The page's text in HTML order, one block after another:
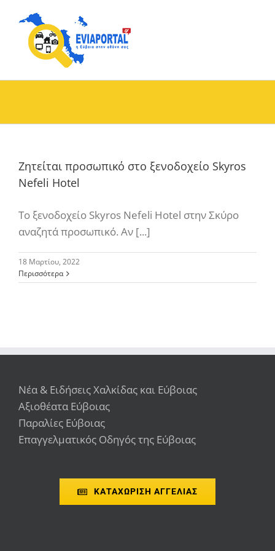
content
Ζητείται προσωπικό στο ξενοδοχείο Skyros
Nefeli Hotel
Το ξενοδοχείο Skyros Nefeli Hotel στην Σκύρο
αναζητά προσωπικό. Αν [...]
18 Μαρτίου, 2022
Περισσότερα
Νέα & Ειδήσεις Χαλκίδας και Εύβοιας
Αξιοθέατα Εύβοιας
Παραλίες Εύβοιας
Επαγγελματικός Οδηγός της Εύβοιας
ΚΑΤΑΧΩΡΙΣΗ ΑΓΓΕΛΙΑΣ